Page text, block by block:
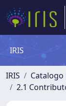
IRIS
IRIS Catalogo
2.1